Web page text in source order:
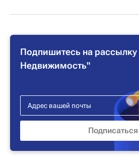
Подпишитесь на
Недвижимость"